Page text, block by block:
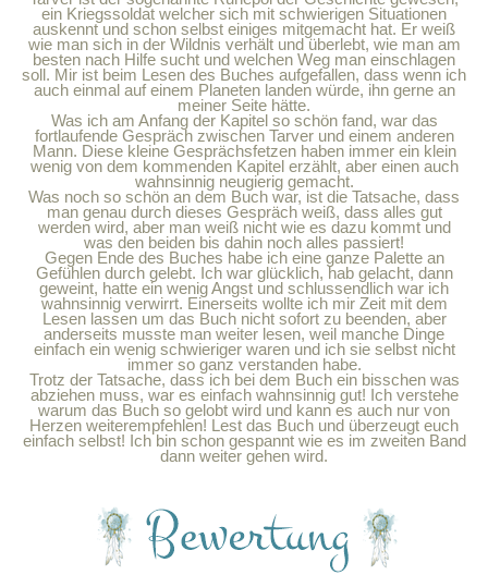
ein Kriegssoldat welcher sich mit schwierigen Situationen
auskennt und schon selbst einiges mitgemacht hat. Er weiß
wie man sich in der Wildnis verhält und überlebt, wie man am
besten nach Hilfe sucht und welchen Weg man einschlagen
soll. Mir ist beim Lesen des Buches aufgefallen, dass wenn ich
auch einmal auf einem Planeten landen würde, ihn gerne an
meiner Seite hätte.
Was ich am Anfang der Kapitel so schön fand, war das
fortlaufende Gespräch zwischen Tarver und einem anderen
Mann. Diese kleine Gesprächsfetzen haben immer ein klein
wenig von dem kommenden Kapitel erzählt, aber einen auch
wahnsinnig neugierig gemacht.
Was noch so schön an dem Buch war, ist die Tatsache, dass
man genau durch dieses Gespräch weiß, dass alles gut
werden wird, aber man weiß nicht wie es dazu kommt und
was den beiden bis dahin noch alles passiert!
Gegen Ende des Buches habe ich eine ganze Palette an
Gefühlen durch gelebt. Ich war glücklich, hab gelacht, dann
geweint, hatte ein wenig Angst und schlussendlich war ich
wahnsinnig verwirrt. Einerseits wollte ich mir Zeit mit dem
Lesen lassen um das Buch nicht sofort zu beenden, aber
anderseits musste man weiter lesen, weil manche Dinge
einfach ein wenig schwieriger waren und ich sie selbst nicht
immer so ganz verstanden habe.
Trotz der Tatsache, dass ich bei dem Buch ein bisschen was
abziehen muss, war es einfach wahnsinnig gut! Ich verstehe
warum das Buch so gelobt wird und kann es auch nur von
Herzen weiterempfehlen! Lest das Buch und überzeugt euch
einfach selbst! Ich bin schon gespannt wie es im zweiten Band
dann weiter gehen wird.